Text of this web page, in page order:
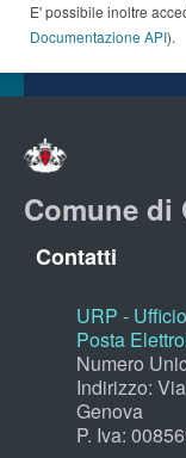
E' possibile inoltre
Documentazione API).
Comune di
Contatti
URP -
Posta
Numero
Indirizzo:
Genova
P. Iva: